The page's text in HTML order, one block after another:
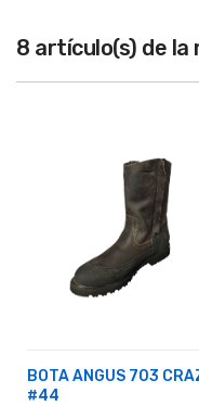
8 artículo(s) de la
BOTA ANGUS 703
#44